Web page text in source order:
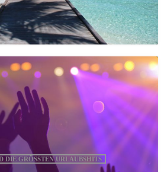
GRÖSSTEN URLAUBSHITS